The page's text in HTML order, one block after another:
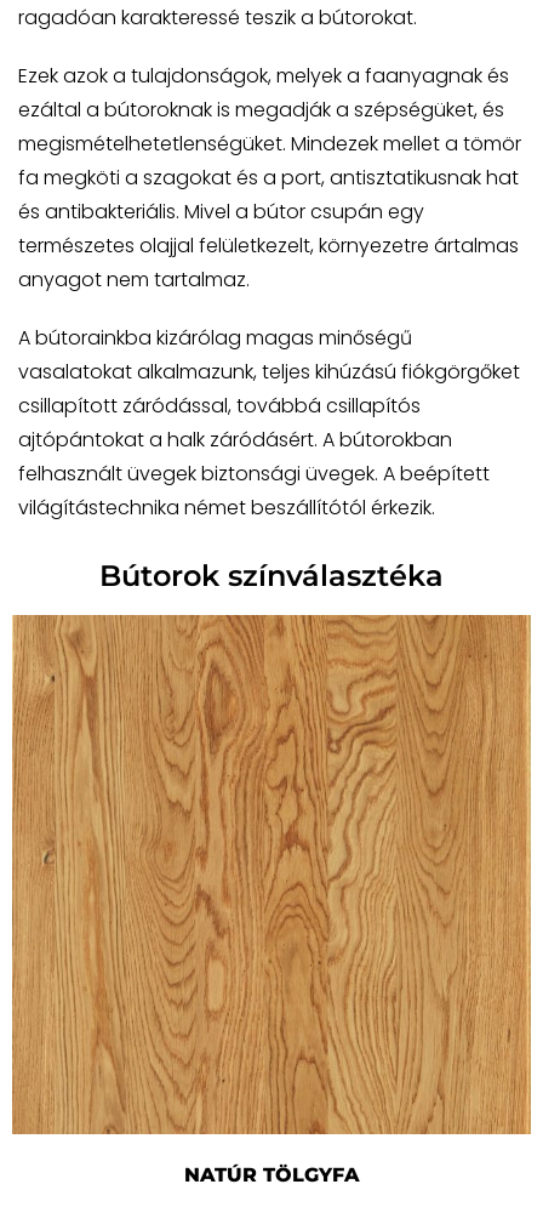
ragadóan karakteressé teszik a bútorokat.
Ezek azok a tulajdonságok, melyek a faanyagnak és
ezáltal a bútoroknak is megadják a szépségüket, és
megismételhetetlenségüket. Mindezek mellet a tömör
fa megköti a szagokat és a port, antisztatikusnak hat
és antibakteriális. Mivel a bútor csupán egy
természetes olajjal felületkezelt, környezetre ártalmas
anyagot nem tartalmaz.
A bútorainkba kizárólag magas minőségű
vasalatokat alkalmazunk, teljes kihúzású fiókgörgőket
csillapított záródással, továbbá csillapítós
ajtópántokat a halk záródásért. A bútorokban
felhasznált üvegek biztonsági üvegek. A beépített
világítástechnika német beszállítótól érkezik.
Bútorok színválasztéka
NATÚR TÖLGYFA